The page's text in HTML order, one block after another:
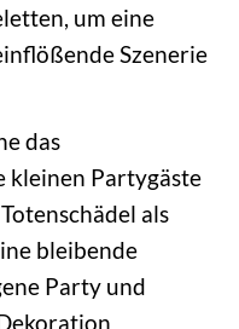
um eine
Szenerie
das
kleinen Partygäste
als
bleibende
Party und